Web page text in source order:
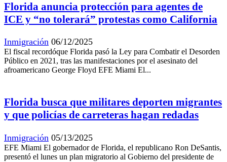
Florida anuncia protección para agentes de
ICE y “no tolerará” protestas como California
Inmigración 06/12/2025
El fiscal recordóque Florida pasó la Ley para Combatir el Desorden
Público en 2021, tras las manifestaciones por el asesinato del
afroamericano George Floyd EFE Miami El...
Florida busca que militares deporten migrantes
y que policías de carreteras hagan redadas
Inmigración 05/13/2025
EFE Miami El gobernador de Florida, el republicano Ron DeSantis,
presentó el lunes un plan migratorio al Gobierno del presidente de